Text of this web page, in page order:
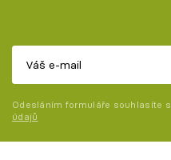
Odesláním formuláře souhlasíte s
údajů